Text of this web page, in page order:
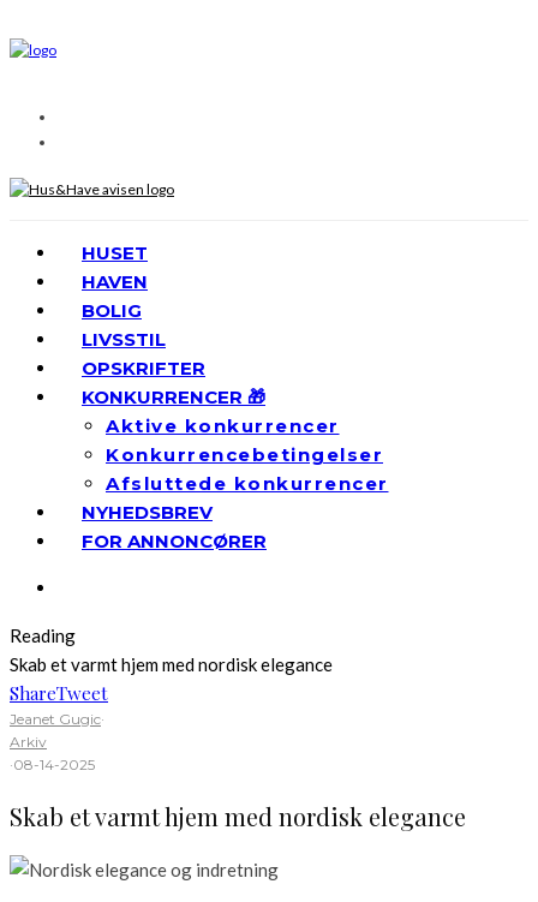
HUSET
HAVEN
BOLIG
LIVSSTIL
OPSKRIFTER
KONKURRENCER 🎁
Aktive konkurrencer
Konkurrencebetingelser
Afsluttede konkurrencer
NYHEDSBREV
FOR ANNONCØRER
Reading
Skab et varmt hjem med nordisk elegance
ShareTweet
Jeanet Gugic·
Arkiv
·08-14-2025
Skab et varmt hjem med nordisk elegance